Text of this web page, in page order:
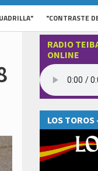
"CONTRASTE
RADIO
ONLINE
LOS